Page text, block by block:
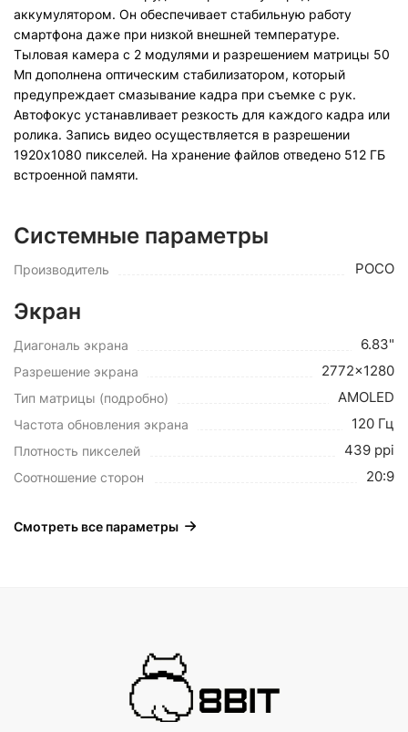
аккумулятором. Он обеспечивает стабильную работу
смартфона даже при низкой внешней температуре.
Тыловая камера с 2 модулями и разрешением матрицы 50
Мп дополнена оптическим стабилизатором, который
предупреждает смазывание кадра при съемке с рук.
Автофокус устанавливает резкость для каждого кадра или
ролика. Запись видео осуществляется в разрешении
1920х1080 пикселей. На хранение файлов отведено 512 ГБ
встроенной памяти.
Системные параметры
Производитель POCO
Экран
Диагональ экрана 6.83"
Разрешение экрана 2772x1280
Тип матрицы (подробно) AMOLED
Частота обновления экрана 120 Гц
Плотность пикселей 439 ppi
Соотношение сторон 20:9
Смотреть все параметры